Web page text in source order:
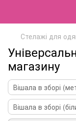
Стелажі для
магазину
Вішала в зборі
Вішала в зборі